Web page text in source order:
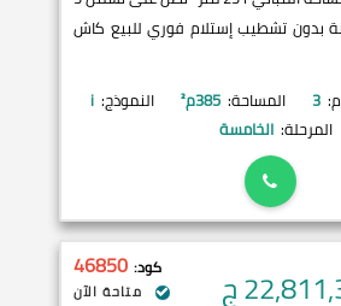
2 بلكونة بدون تشطيب إستلام فوري للبيع كاش
3 المساحة: 385م² النموذج: i
المرحلة: الخامسة
ج كود: 46850
متاحة الآن